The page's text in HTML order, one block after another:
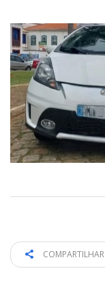
COMPARTILHAR